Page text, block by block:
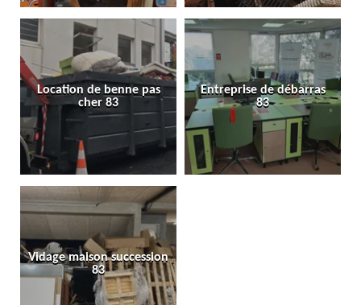
Location de benne pas
cher 83
Entreprise de débarras
83
Vidage maison succession
83